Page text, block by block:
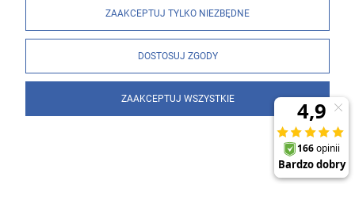
ZAAKCEPTUJ TYLKO NIEZBĘDNE
DOSTOSUJ ZGODY
ZAAKCEPTUJ WSZYSTKIE